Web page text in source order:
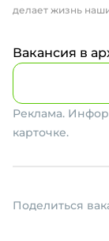
делает жизнь
Вакансия в
Реклама.
карточке.
Поделиться